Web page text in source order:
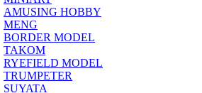
AMUSING HOBBY
MENG
BORDER MODEL
TAKOM
RYEFIELD MODEL
TRUMPETER
SUYATA